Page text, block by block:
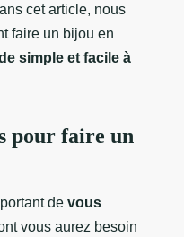
cet article, nous
faire un bijou en
simple et facile à
pour faire un
de vous
vous aurez besoin